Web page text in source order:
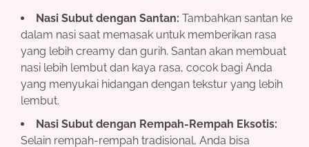
Nasi Subut dengan Santan: Tambahkan santan ke
dalam nasi saat memasak untuk memberikan rasa
yang lebih creamy dan gurih. Santan akan membuat
nasi lebih lembut dan kaya rasa, cocok bagi Anda
yang menyukai hidangan dengan tekstur yang lebih
lembut.
Nasi Subut dengan Rempah-Rempah Eksotis:
Selain rempah-rempah tradisional, Anda bisa